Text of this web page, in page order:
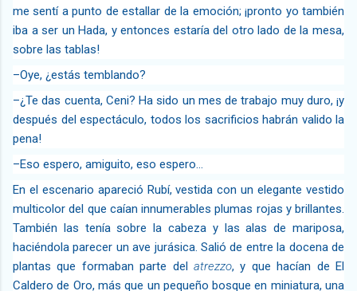
me sentí a punto de estallar de la emoción; ¡pronto yo también
iba a ser un Hada, y entonces estaría del otro lado de la mesa,
sobre las tablas!
–Oye, ¿estás temblando?
–¿Te das cuenta, Ceni? Ha sido un mes de trabajo muy duro, ¡y
después del espectáculo, todos los sacrificios habrán valido la
pena!
–Eso espero, amiguito, eso espero…
En el escenario apareció Rubí, vestida con un elegante vestido
multicolor del que caían innumerables plumas rojas y brillantes.
También las tenía sobre la cabeza y las alas de mariposa,
haciéndola parecer un ave jurásica. Salió de entre la docena de
plantas que formaban parte del atrezzo, y que hacían de El
Caldero de Oro, más que un pequeño bosque en miniatura, una